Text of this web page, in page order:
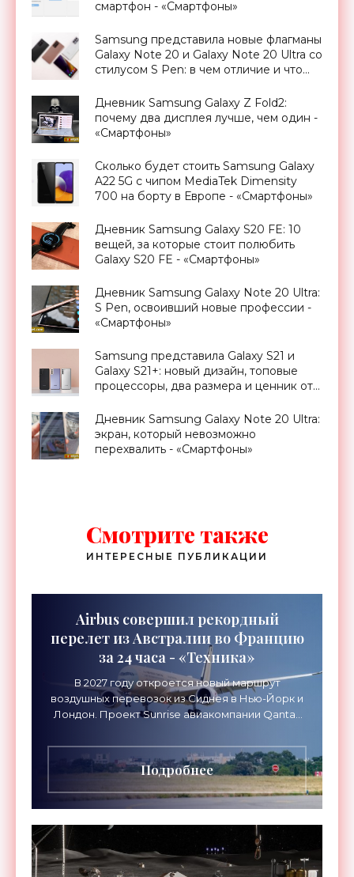
смартфон - «Смартфоны»
Samsung представила новые флагманы
Galaxy Note 20 и Galaxy Note 20 Ultra со
стилусом S Pen: в чем отличие и что
Дневник Samsung Galaxy Z Fold2:
почему два дисплея лучше, чем один -
«Смартфоны»
Сколько будет стоить Samsung Galaxy
A22 5G с чипом MediaTek Dimensity
700 на борту в Европе - «Смартфоны»
Дневник Samsung Galaxy S20 FE: 10
вещей, за которые стоит полюбить
Galaxy S20 FE - «Смартфоны»
Дневник Samsung Galaxy Note 20 Ultra:
S Pen, освоивший новые профессии -
«Смартфоны»
Samsung представила Galaxy S21 и
Galaxy S21+: новый дизайн, топовые
процессоры, два размера и ценник от
Дневник Samsung Galaxy Note 20 Ultra:
экран, который невозможно
перехвалить - «Смартфоны»
Смотрите также
ИНТЕРЕСНЫЕ ПУБЛИКАЦИИ
Airbus совершил рекордный
перелет из Австралии во Францию
за 24 часа - «Техника»
В 2027 году откроется новый маршрут
воздушных перевозок из Сиднея в Нью-Йорк и
Лондон. Проект Sunrise авиакомпании Qantas
длительностью до 24
Подробнее